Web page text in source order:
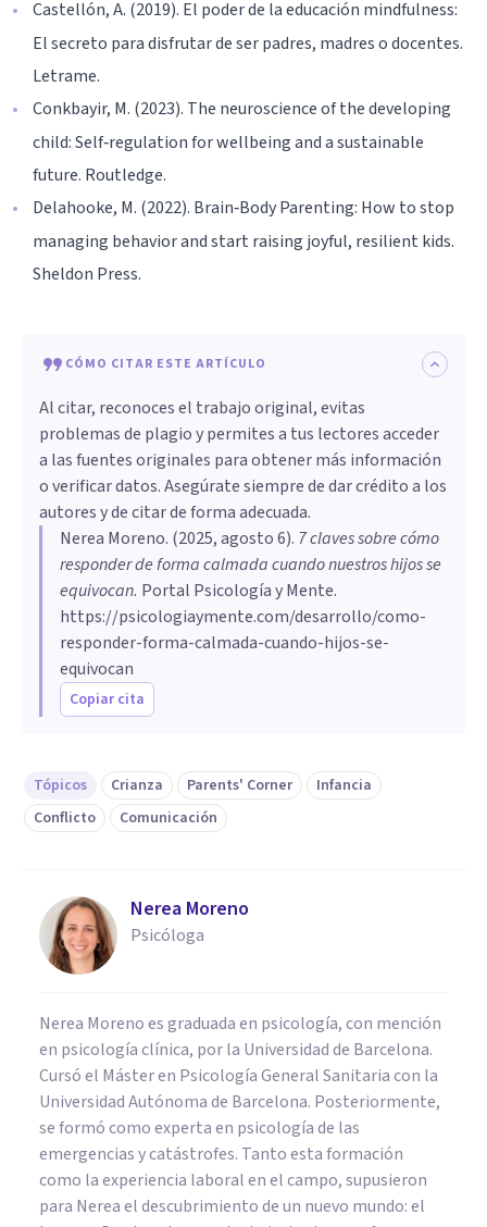
Castellón, A. (2019). El poder de la educación mindfulness:
El secreto para disfrutar de ser padres, madres o docentes.
Letrame.
Conkbayir, M. (2023). The neuroscience of the developing
child: Self‑regulation for wellbeing and a sustainable
future. Routledge.
Delahooke, M. (2022). Brain‑Body Parenting: How to stop
managing behavior and start raising joyful, resilient kids.
Sheldon Press.
CÓMO CITAR ESTE ARTÍCULO
Al citar, reconoces el trabajo original, evitas
problemas de plagio y permites a tus lectores acceder
a las fuentes originales para obtener más información
o verificar datos. Asegúrate siempre de dar crédito a los
autores y de citar de forma adecuada.
Nerea Moreno. (2025, agosto 6). 7 claves sobre cómo
responder de forma calmada cuando nuestros hijos se
equivocan. Portal Psicología y Mente.
https://psicologiaymente.com/desarrollo/como-
responder-forma-calmada-cuando-hijos-se-
equivocan
Copiar cita
Tópicos Crianza Parents' Corner
Infancia
Conflicto
Comunicación
Nerea Moreno
Psicóloga
Nerea Moreno es graduada en psicología, con mención
en psicología clínica, por la Universidad de Barcelona.
Cursó el Máster en Psicología General Sanitaria con la
Universidad Autónoma de Barcelona. Posteriormente,
se formó como experta en psicología de las
emergencias y catástrofes. Tanto esta formación
como la experiencia laboral en el campo, supusieron
para Nerea el descubrimiento de un nuevo mundo: el